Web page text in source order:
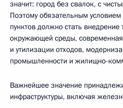
значит: город без свалок, с
Поэтому обязательным
пунктов должно стать
окружающей среды,
и утилизации отходов,
промышленности и жилищно-
Важнейшее значение
инфраструктуры, включая